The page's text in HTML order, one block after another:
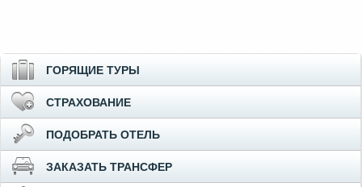
ГОРЯЩИЕ ТУРЫ
СТРАХОВАНИЕ
ПОДОБРАТЬ ОТЕЛЬ
ЗАКАЗАТЬ ТРАНСФЕР